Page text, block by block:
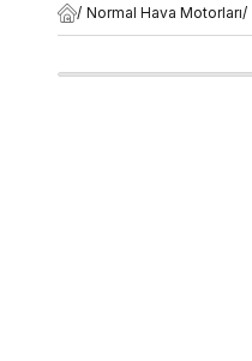
/ Normal Hava Motorları/